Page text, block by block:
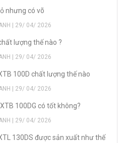
nhưng có võ
| 29/ 04/ 2026
lượng thế nào ?
| 29/ 04/ 2026
100D chất lượng thế nào
| 29/ 04/ 2026
100DG có tốt không?
| 29/ 04/ 2026
130DS được sản xuất như thế